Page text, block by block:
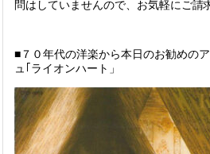
問はしていませんので、お気軽にご請
■７０年代の洋楽から本日のお勧めの
ュ｢ライオンハート」